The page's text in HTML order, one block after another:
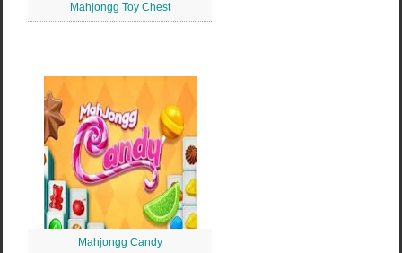
Mahjongg Toy Chest
Mahjongg Candy